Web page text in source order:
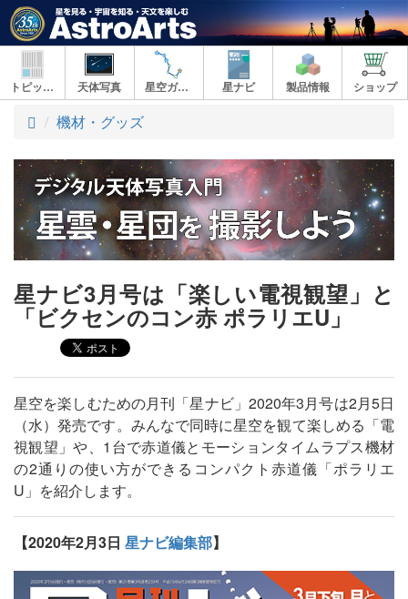
トピックス 天体写真 星空ガイド 星ナビ 製品情報 ショップ
ト
プ
機材・グッズ
星ナビ3月号は「楽しい電視観望」と
「ビクセンのコン赤 ポラリエU」
星空を楽しむための月刊「星ナビ」2020年3月号は2月5日
（水）発売です。みんなで同時に星空を観て楽しめる「電
視観望」や、1台で赤道儀とモーションタイムラプス機材
の2通りの使い方ができるコンパクト赤道儀「ポラリエ
U」を紹介します。
【2020年2月3日 星ナビ編集部】